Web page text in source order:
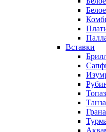
Вставки